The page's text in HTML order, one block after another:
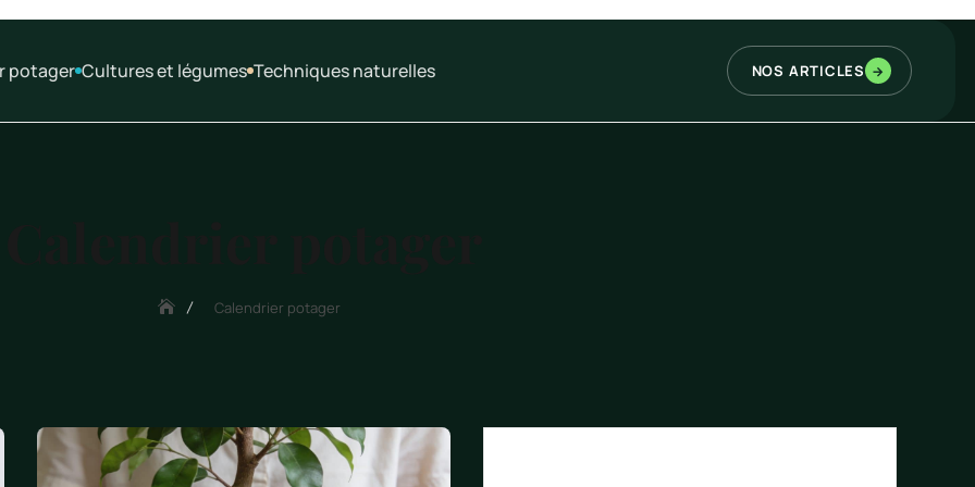
potager Cultures et légumes Techniques naturelles NOS ARTICLES →
Calendrier potager